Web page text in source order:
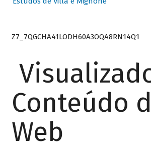
Z7_7QGCHA41LODH60A3OQA8RN14Q1
Conteúdo
Web